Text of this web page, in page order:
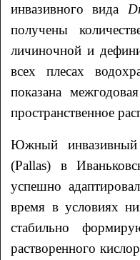
инвазивного вида
получены
личиночной и
всех плесах
показана
пространственное
Южный
(Pallas) в
успешно
время в условиях
стабильно
растворенного